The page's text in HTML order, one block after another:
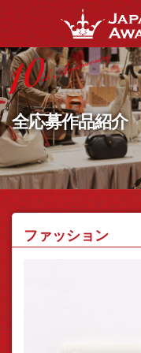
全応募作品紹介
ファッション